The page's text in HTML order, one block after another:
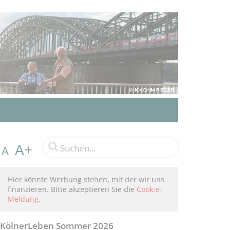
A A+
Hier könnte Werbung stehen, mit der wir uns
finanzieren. Bitte akzeptieren Sie die Cookie-
Meldung.
KölnerLeben Sommer 2026